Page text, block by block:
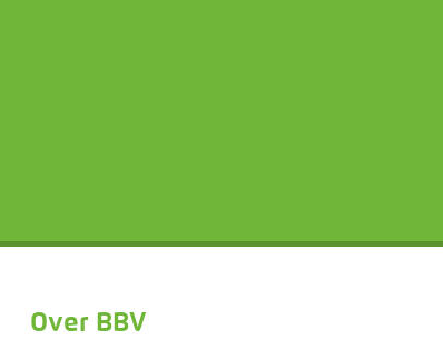
Over BBV